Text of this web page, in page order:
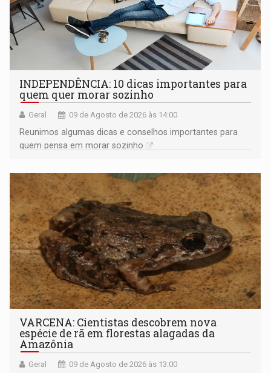
INDEPENDÊNCIA: 10 dicas importantes para
quem quer morar sozinho
Geral 09 de Agosto de 2026 às 14:00
Reunimos algumas dicas e conselhos importantes para
quem pensa em morar sozinho
VARCENA: Cientistas descobrem nova
espécie de rã em florestas alagadas da
Amazônia
Geral 09 de Agosto de 2026 às 13:00